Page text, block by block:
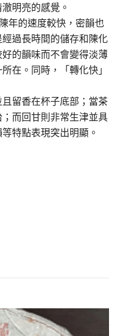
明亮的感覺。
年的速度較快，密韻也
過長時間的儲存和陳化
的韻味而不會變得淡薄
在。同時，「轉化快」
留香在杯子底部；當茶
而回甘則非常生津並具
特點表現突出明顯。